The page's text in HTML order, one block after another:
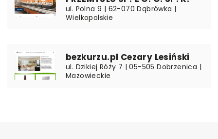
ul. Polna 9 | 62-070 Dąbrówka |
Wielkopolskie
bezkurzu.pl Cezary Lesiński
ul. Dzikiej Róży 7 | 05-505 Dobrzenica |
Mazowieckie